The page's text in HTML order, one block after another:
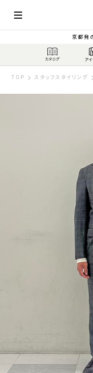
京都発
TOP スタッフスタイリング